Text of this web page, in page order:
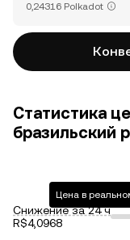
0,24316 Polkadot
Статистика
бразильский
Снижение за 24 ч
R$4,0968
Цена в